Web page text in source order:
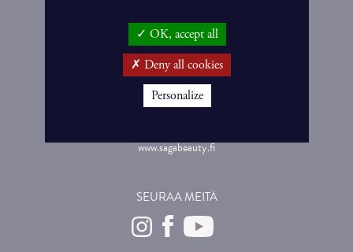
OTA YHTEYTTÄ
+358 2 4456230
www.sagabeauty.fi
SEURAA MEITÄ
OK, accept all
Deny all cookies
Personalize